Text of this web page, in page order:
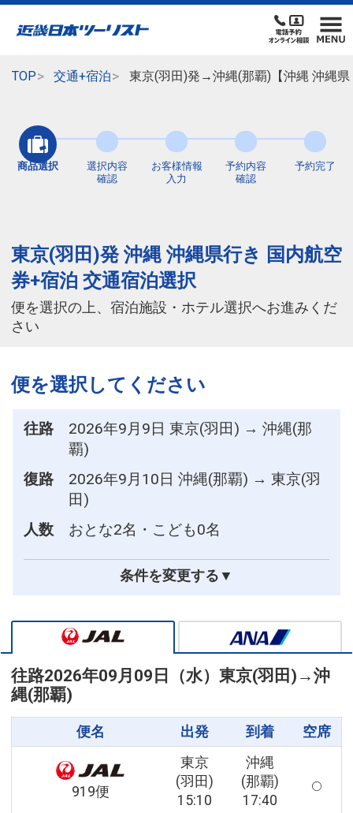
TOP 交通+宿泊 東京(羽田)発→沖縄(那覇)【沖縄 沖縄
商品選択
選択内容
確認
お客様情報
入力
予約内容
確認
予約完了
東京(羽田)発 沖縄 沖縄県行き 国内航空
券+宿泊 交通宿泊選択
便を選択の上、宿泊施設・ホテル選択へお進みくだ
さい
便を選択してください
往路
2026年9月9日 東京(羽田) → 沖縄(那
覇)
復路
2026年9月10日 沖縄(那覇) → 東京(羽
田)
人数
おとな2名・こども0名
条件を変更する▼
往路2026年09月09日（水） 東京(羽田) →沖
縄(那覇)
便名 出発 到着 空席
919便
東京
(羽田)
15:10
沖縄
(那覇)
17:40